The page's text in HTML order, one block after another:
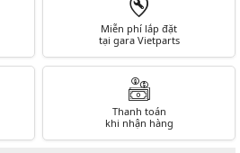
Miễn phí lắp đặt
tại gara Vietparts
Thanh toán
khi nhận hàng